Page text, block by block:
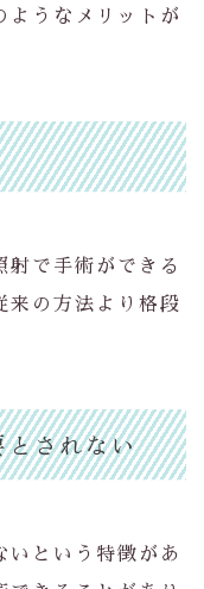
ようなメリットが
射で手術ができる
来の方法より格段
されない
いという特徴があ